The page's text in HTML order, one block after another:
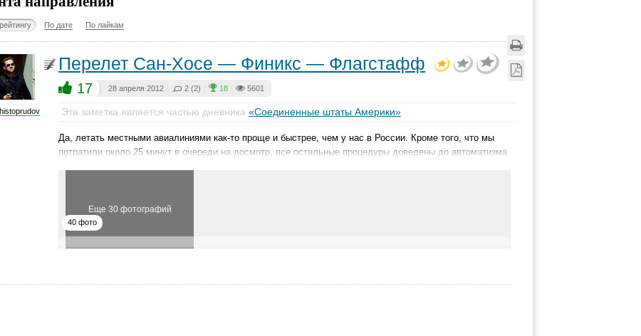
По дате По лайкам
Перелет Сан-Хосе — Финикс — Флагстафф
17 28 апреля 2012 2 (2) 18 5601
Эта заметка является частью дневника «Соединенные штаты Америки»
Да, летать местными авиалиниями как-то проще и быстрее, чем у нас в России. Кроме того, что мы
потратили около 25 минут в очереди на досмотр, все остальные процедуры доведены до автоматизма.
Еще 30 фотографий
40 фото